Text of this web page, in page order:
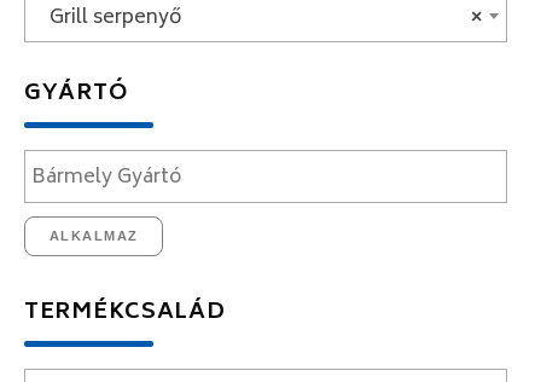
×
Grill serpenyő
GYÁRTÓ
ALKALMAZ
TERMÉKCSALÁD